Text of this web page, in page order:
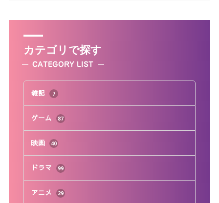
カテゴリで探す
CATEGORY LIST
雑記 7
ゲーム 87
映画 40
ドラマ 99
アニメ 29